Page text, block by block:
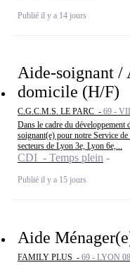
Publié il y a 14 jours
Aide-soignant /
domicile (H/F)
C.G.C.M.S. LE PARC - 69 -
Dans le cadre du développement
soignant(e) pour notre Service
secteurs de Lyon 3e, Lyon 6e,...
CDI - Temps plein
Publié il y a 15 jours
Aide
FAMILY PLUS - 69 - LYON 08